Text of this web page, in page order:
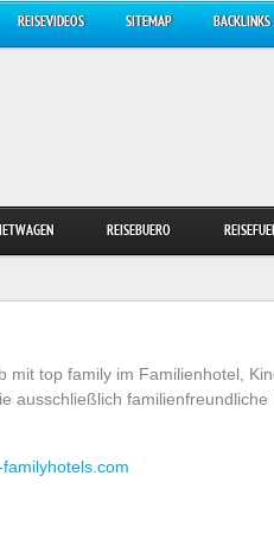
REISEVIDEOS SITEMAP BACKLINKS
REISEBUERO
mit top family im Familienhotel,
ausschließlich familienfreundliche